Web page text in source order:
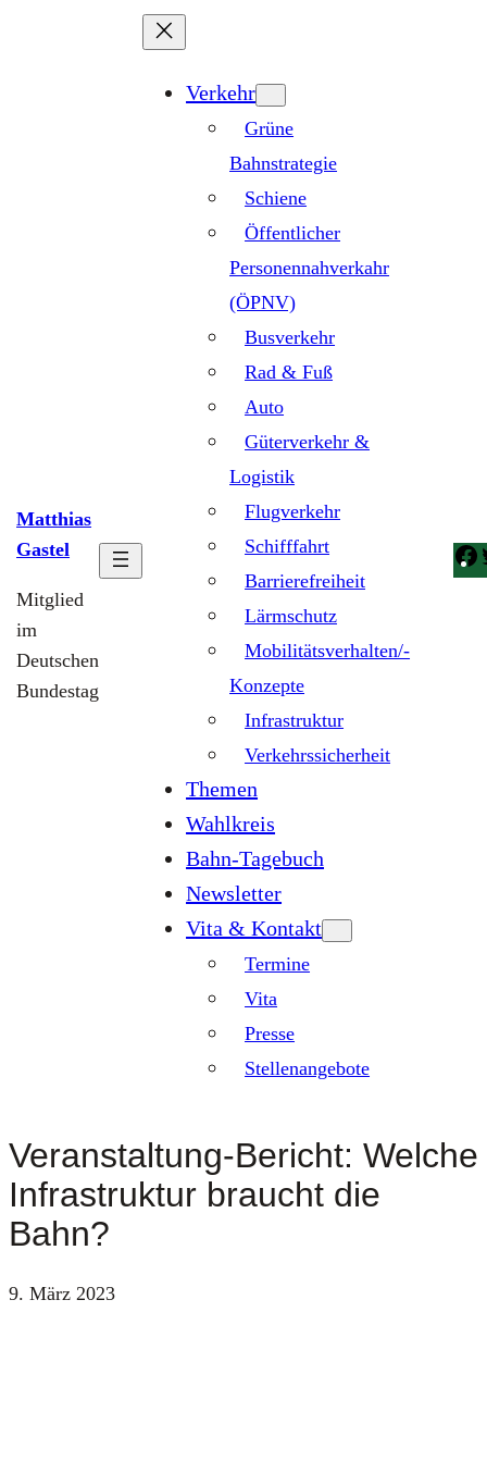
Matthias
Gastel
Mitglied
im
Deutschen
Bundestag
Verkehr
Grüne
Bahnstrategie
Schiene
Öffentlicher
Personennahverkahr
(ÖPNV)
Busverkehr
Rad & Fuß
Auto
Güterverkehr &
Logistik
Flugverkehr
Schifffahrt
Barrierefreiheit
Lärmschutz
Mobilitätsverhalten/-
Konzepte
Infrastruktur
Verkehrssicherheit
Themen
Wahlkreis
Bahn-Tagebuch
Newsletter
Vita & Kontakt
Termine
Vita
Presse
Stellenangebote
Veranstaltung-Bericht: Welche
Infrastruktur braucht die
Bahn?
9. März 2023